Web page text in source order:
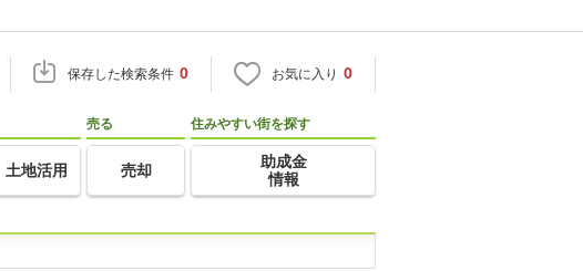
保存した検索条件 0 お気に入り 0
土地活用
売る
売却
住みやすい街を探す
助成金
情報